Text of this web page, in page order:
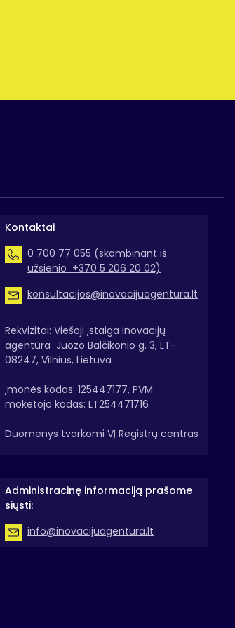
Kontaktai
0 700 77 055 (skambinant iš
užsienio +370 5 206 20 02)
konsultacijos@inovacijuagentura.lt
Rekvizitai: Viešoji įstaiga Inovacijų
agentūra Juozo Balčikonio g. 3, LT-
08247, Vilnius, Lietuva
Įmonės kodas: 125447177, PVM
mokėtojo kodas: LT254471716
Duomenys tvarkomi VĮ Registrų centras
Administracinę informaciją prašome
siųsti:
info@inovacijuagentura.lt